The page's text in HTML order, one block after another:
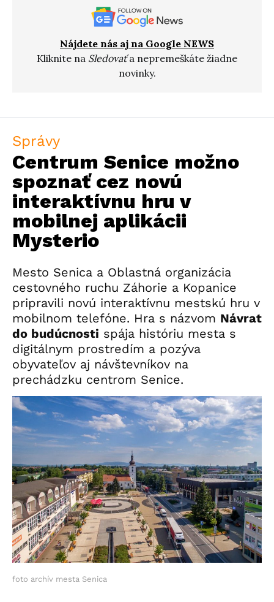
Nájdete nás aj na Google NEWS
Kliknite na Sledovaťa nepremeškáte žiadne
novinky.
Správy
Centrum Senice možno
spoznať cez novú
interaktívnu hru v
mobilnej aplikácii
Mysterio
Mesto Senica a Oblastná organizácia
cestovného ruchu Záhorie a Kopanice
pripravili novú interaktívnu mestskú hru v
mobilnom telefóne. Hra s názvom Návrat
do budúcnosti spája históriu mesta s
digitálnym prostredím a pozýva
obyvateľov aj návštevníkov na
prechádzku centrom Senice.
foto archív mesta Senica